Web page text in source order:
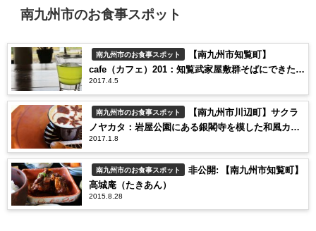
南九州市のお食事スポット
南九州市のお食事スポット
【南九州市知覧町】
cafe（カフェ）201：知覧武家屋敷群そばにできた新
スポット
2017.4.5
南九州市のお食事スポット
【南九州市川辺町】サクラ
ノヤカタ：岩屋公園にある銀閣寺を模した和風カフ
ェ
2017.1.8
南九州市のお食事スポット
非公開: 【南九州市知覧町】
高城庵（たきあん）
2015.8.28